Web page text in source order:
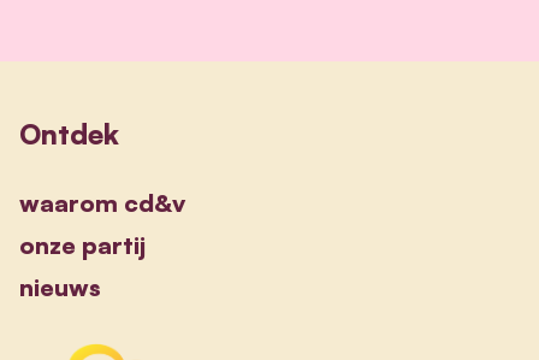
Ontdek
waarom cd&v
onze partij
nieuws